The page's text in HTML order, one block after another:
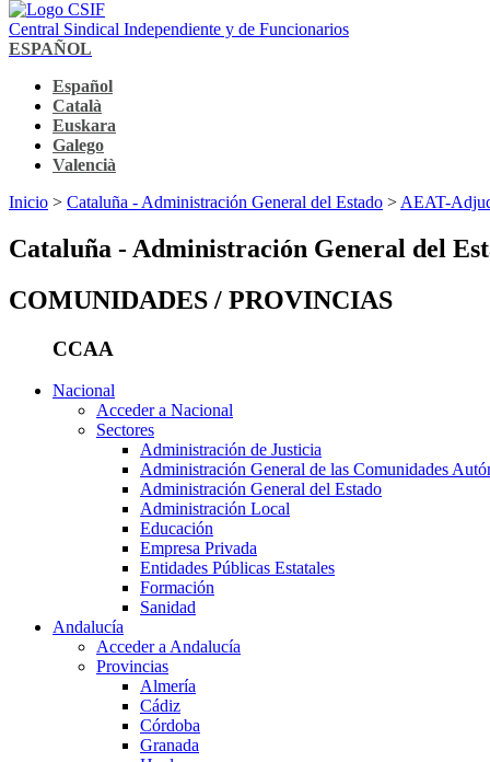
Central Sindical Independiente y de Funcionarios
ESPAÑOL
Español
Català
Euskara
Galego
Valencià
Inicio > Cataluña - Administración General del Estado > AEAT-
Cataluña - Administración General del
COMUNIDADES / PROVINCIAS
CCAA
Nacional
Acceder a Nacional
Sectores
Administración de Justicia
Administración General de las Comunidades
Administración General del Estado
Administración Local
Educación
Empresa Privada
Entidades Públicas Estatales
Formación
Sanidad
Andalucía
Acceder a Andalucía
Provincias
Almería
Cádiz
Córdoba
Granada